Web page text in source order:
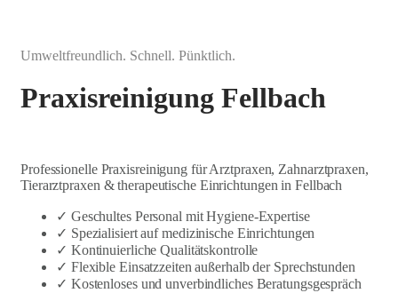
Umweltfreundlich. Schnell. Pünktlich.
Praxisreinigung Fellbach
Professionelle Praxisreinigung für Arztpraxen, Zahnarztpraxen,
Tierarztpraxen & therapeutische Einrichtungen in Fellbach
✓ Geschultes Personal mit Hygiene-Expertise
✓ Spezialisiert auf medizinische Einrichtungen
✓ Kontinuierliche Qualitätskontrolle
✓ Flexible Einsatzzeiten außerhalb der Sprechstunden
✓ Kostenloses und unverbindliches Beratungsgespräch